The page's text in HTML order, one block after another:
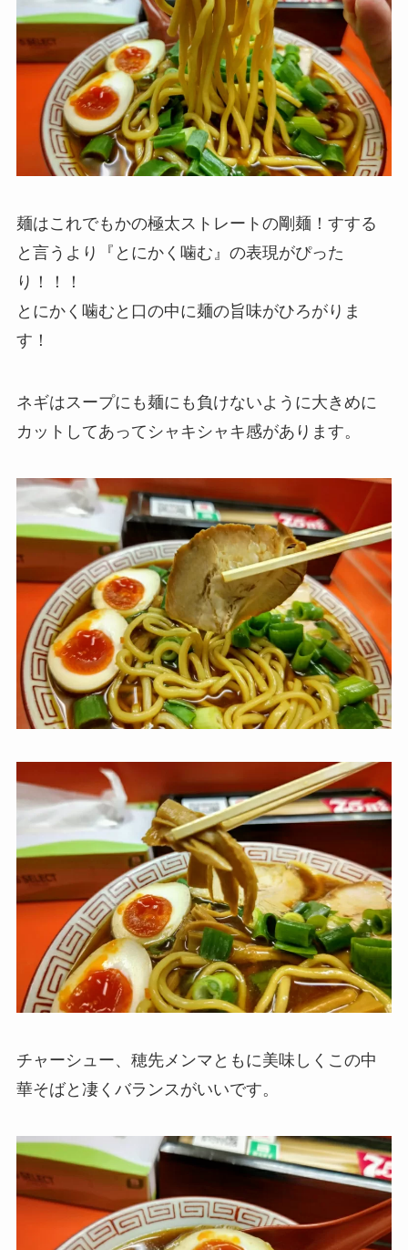
麺はこれでもかの極太ストレートの剛麺！すする
と言うより『とにかく噛む』の表現がぴった
り！！！
とにかく噛むと口の中に麺の旨味がひろがりま
す！
ネギはスープにも麺にも負けないように大きめに
カットしてあってシャキシャキ感があります。
チャーシュー、穂先メンマともに美味しくこの中
華そばと凄くバランスがいいです。